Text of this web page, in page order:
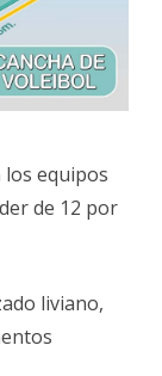
equipos
de 12 por
liviano,